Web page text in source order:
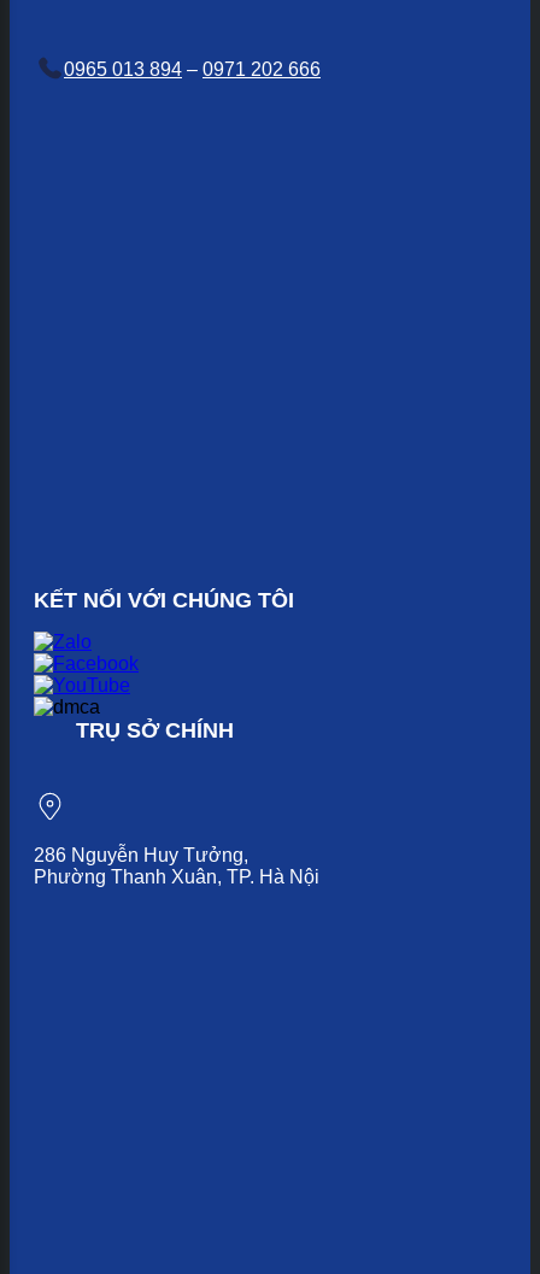
0965 013 894 – 0971 202 666
KẾT NỐI VỚI CHÚNG TÔI
TRỤ SỞ CHÍNH
286 Nguyễn Huy Tưởng,
Phường Thanh Xuân, TP. Hà Nội